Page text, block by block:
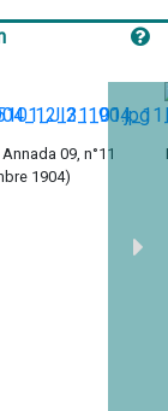
09, n°11
1904)